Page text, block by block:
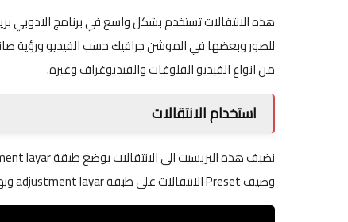
هذه الانتقالات تستخدم بشكل واسع في برنامج الادوبي
للصور وبعضها في الموشن جرافيك حسب الفيديو ورؤية
من انواع الفيديو الفلوغات والفيديوغراف وغيره.
استخدام الانتقالات
وضيف Preset الانتقالات على طبقة adjustment layar وبهذه الطريقة منركب الانتقاالات.